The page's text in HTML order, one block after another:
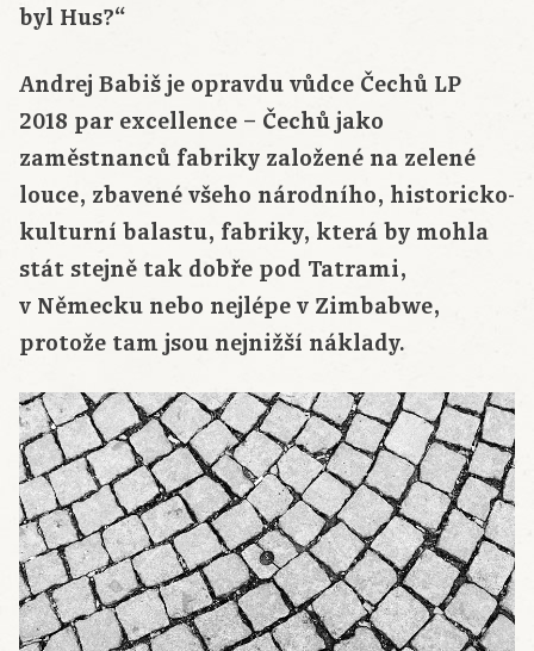
byl Hus?“
Andrej Babiš je opravdu vůdce Čechů LP
2018 par excellence – Čechů jako
zaměstnanců fabriky založené na zelené
louce, zbavené všeho národního, historicko-
kulturní balastu, fabriky, která by mohla
stát stejně tak dobře pod Tatrami,
v Německu nebo nejlépe v Zimbabwe,
protože tam jsou nejnižší náklady.